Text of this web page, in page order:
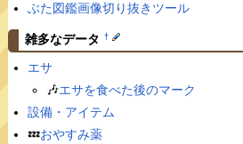
ぶた図鑑画像切り抜きツール
雑多なデータ †
エサ
🎶エサを食べた後のマーク
設備・アイテム
💤おやすみ薬